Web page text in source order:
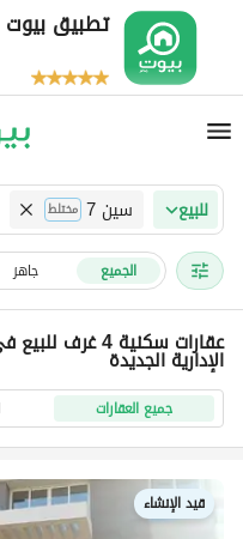
تطبيق بيوت
للبيع سين 7 مختلط
الجميع جاهز
الإدارية الجديدة
جميع العقارات
قيد الإنشاء